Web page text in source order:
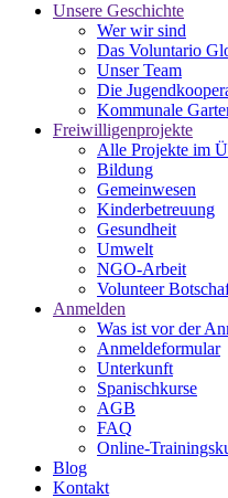
Unsere Geschichte
Wer wir sind
Das Voluntario
Unser Team
Die
Kommunale
Freiwilligenprojekte
Alle Projekte im
Bildung
Gemeinwesen
Kinderbetreuung
Gesundheit
Umwelt
NGO-Arbeit
Volunteer
Anmelden
Was ist vor der
Anmeldeformular
Unterkunft
Spanischkurse
AGB
FAQ
Online-
Blog
Kontakt